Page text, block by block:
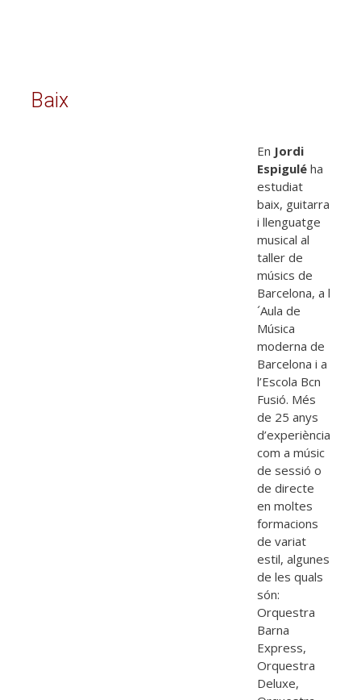
Baix
En Jordi
Espigulé ha
estudiat
baix, guitarra
i llenguatge
musical al
taller de
músics de
Barcelona, a l
´Aula de
Música
moderna de
Barcelona i a
l’Escola Bcn
Fusió. Més
de 25 anys
d’experiència
com a músic
de sessió o
de directe
en moltes
formacions
de variat
estil, algunes
de les quals
són:
Orquestra
Barna
Express,
Orquestra
Deluxe,